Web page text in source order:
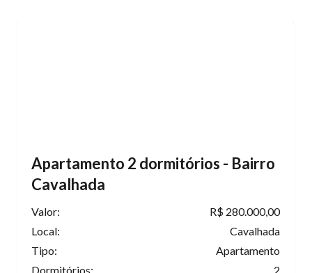
Apartamento 2 dormitórios - Bairro
Cavalhada
Tipo: Apartamento
Valor: R$ 280.000,00
Dormitórios: 2
Local: Cavalhada